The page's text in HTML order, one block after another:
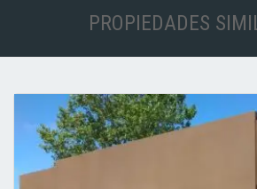
PROPIEDADES